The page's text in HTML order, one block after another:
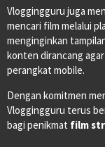
Vloggingguru juga
mencari film melalui
menginginkan
konten dirancang
perangkat mobile.
Dengan komitmen
Vloggingguru terus
bagi penikmat film